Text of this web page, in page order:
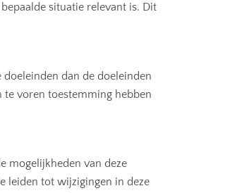
situatie relevant is. Dit
dan de doeleinden
voren toestemming hebben
mogelijkheden van deze
leiden tot wijzigingen in deze